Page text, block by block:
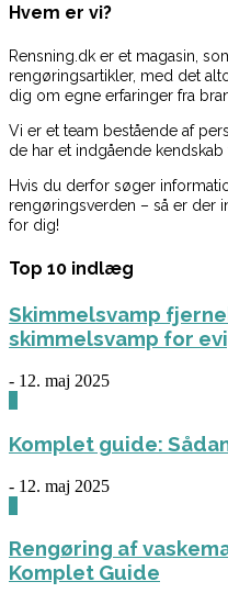
Hvem er vi?
Rensning.dk er et magasin,
rengøringsartikler, med det
dig om egne erfaringer fra
Vi er et team bestående af
de har et indgående
Hvis du derfor søger
rengøringsverden – så er der
for dig!
Top 10 indlæg
Skimmelsvamp
skimmelsvamp for
- 12. maj 2025
Komplet guide:
- 12. maj 2025
Rengøring af
Komplet Guide